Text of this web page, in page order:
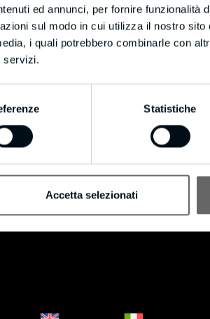
ed annunci, per fornire funzionalità
sul modo in cui utilizza il nostro
i quali potrebbero combinarle con
servizi.
Statistiche
Accetta selezionati